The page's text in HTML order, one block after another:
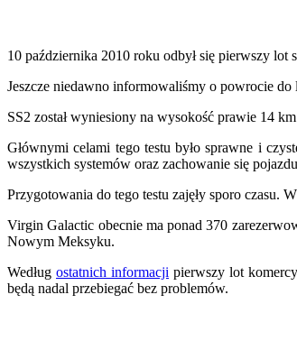
10 października 2010 roku odbył się pierwszy
Jeszcze niedawno informowaliśmy o powrocie
SS2 został wyniesiony na wysokość prawie 14
Głównymi celami tego testu było sprawne i
wszystkich systemów oraz zachowanie się
Przygotowania do tego testu zajęły sporo czasu.
Virgin Galactic obecnie ma ponad 370
Nowym Meksyku.
Według ostatnich informacji pierwszy lot
będą nadal przebiegać bez problemów.